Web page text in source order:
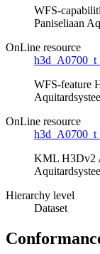
WFS-
Paniseliaan
OnLine resource
WFS-feature
OnLine resource
KML H3Dv2
Hierarchy level
Dataset